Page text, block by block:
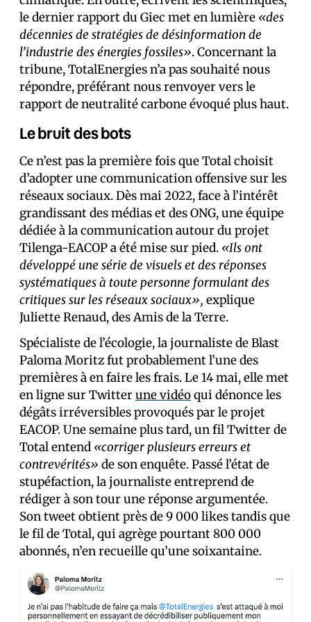
le dernier rapport du Giec met en lumière «des
décennies de stratégies de désinformation de
l’industrie des énergies fossiles». Concernant la
tribune, TotalEnergies n’a pas souhaité nous
répondre, préférant nous renvoyer vers le
rapport de neutralité carbone évoqué plus haut.
Le bruit des bots
Ce n’est pas la première fois que Total choisit
d’adopter une communication offensive sur les
réseaux sociaux. Dès mai 2022, face à l’intérêt
grandissant des médias et des ONG, une équipe
dédiée à la communication autour du projet
Tilenga-EACOP a été mise sur pied. «Ils ont
développé une série de visuels et des réponses
systématiques à toute personne formulant des
critiques sur les réseaux sociaux», explique
Juliette Renaud, des Amis de la Terre.
Spécialiste de l’écologie, la journaliste de Blast
Paloma Moritz fut probablement l’une des
premières à en faire les frais. Le 14 mai, elle met
en ligne sur Twitterune vidéoqui dénonce les
dégâts irréversibles provoqués par le projet
EACOP. Une semaine plus tard, un fil Twitter de
Total entend «corriger plusieurs erreurs et
contrevérités» de son enquête. Passé l’état de
stupéfaction, la journaliste entreprend de
rédiger à son tour une réponse argumentée.
Son tweet obtient près de 9 000 likes tandis que
le fil de Total, qui agrège pourtant 800 000
abonnés, n’en recueille qu’une soixantaine.